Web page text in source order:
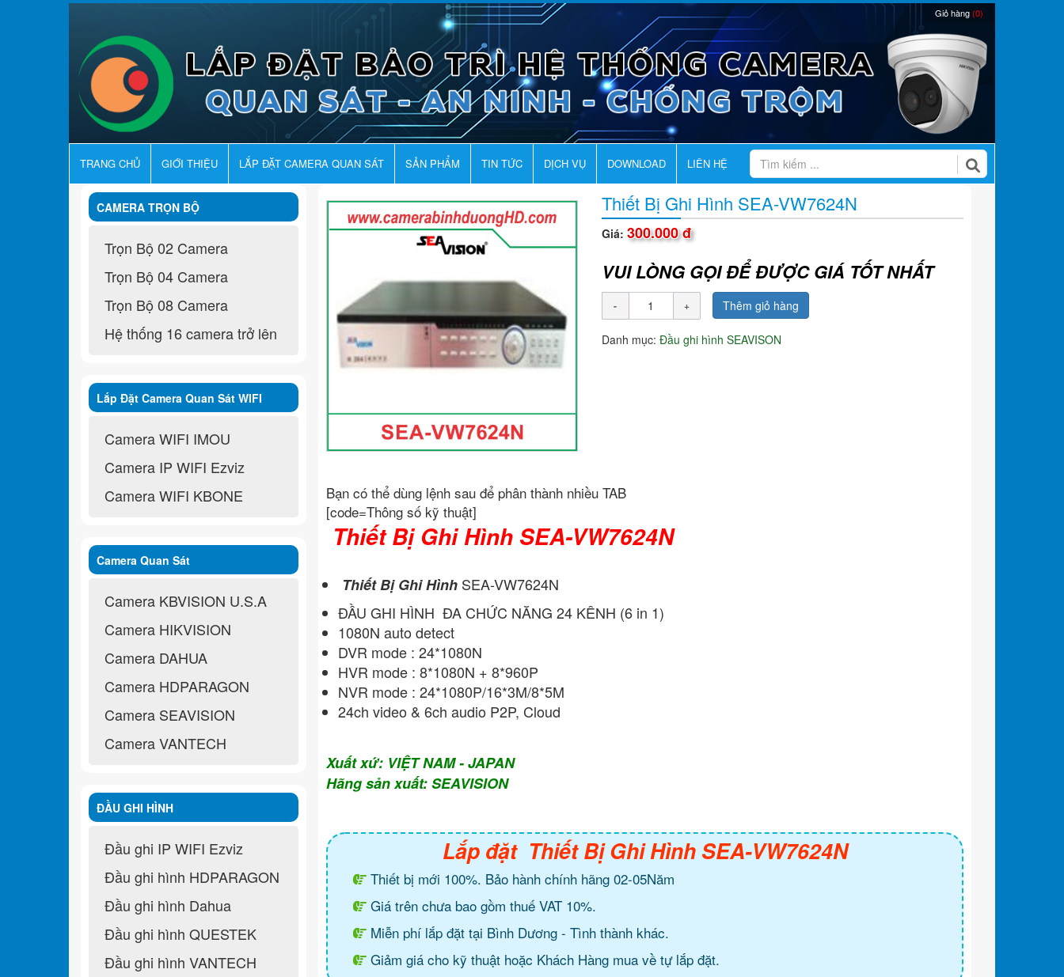
Giỏ hàng(0)
TRANG CHỦ GIỚI THIỆU LẮP ĐẶT CAMERA QUAN SÁT SẢN PHẨM TIN TỨC DỊCH VỤ DOWNLOAD LIÊN HỆ
Thiết Bị Ghi Hình SEA-VW7624N
Giá: 300.000 đ
VUI LÒNG GỌI ĐỂ ĐƯỢC GIÁ TỐT NHẤT
Thêm giỏ hàng
Danh mục: Đầu ghi hình SEAVISON
Bạn có thể dùng lệnh sau để phân thành nhiều TAB
[code=Thông số kỹ thuật]
Thiết Bị Ghi Hình SEA-VW7624N
Thiết Bị Ghi Hình SEA-VW7624N
ĐẦU GHI HÌNH ĐA CHỨC NĂNG 24 KÊNH (6 in 1)
1080N auto detect
DVR mode : 24*1080N
HVR mode : 8*1080N + 8*960P
NVR mode : 24*1080P/16*3M/8*5M
24ch video & 6ch audio P2P, Cloud
Xuất xứ: VIỆT NAM - JAPAN
Hãng sản xuất: SEAVISION
Lắp đặt Thiết Bị Ghi Hình SEA-VW7624N
Thiết bị mới 100%. Bảo hành chính hãng 02-05Năm
Giá trên chưa bao gồm thuế VAT 10%.
Miễn phí lắp đặt tại Bình Dương - Tình thành khác.
Giảm giá cho kỹ thuật hoặc Khách Hàng mua về tự lắp đặt.
CAMERA TRỌN BỘ
Trọn Bộ 02 Camera
Trọn Bộ 04 Camera
Trọn Bộ 08 Camera
Hệ thống 16 camera trở lên
Lắp Đặt Camera Quan Sát WIFI
Không Dây
Camera WIFI IMOU
Camera IP WIFI Ezviz
Camera WIFI KBONE
Camera Quan Sát
Camera KBVISION U.S.A
Camera HIKVISION
Camera DAHUA
Camera HDPARAGON
Camera SEAVISION
Camera VANTECH
ĐẦU GHI HÌNH
Đầu ghi IP WIFI Ezviz
Đầu ghi hình HDPARAGON
Đầu ghi hình Dahua
Đầu ghi hình QUESTEK
Đầu ghi hình VANTECH